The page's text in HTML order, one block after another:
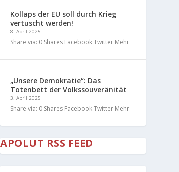
Kollaps der EU soll durch Krieg
vertuscht werden!
8. April 2025
Share via: 0 Shares Facebook Twitter Mehr
„Unsere Demokratie“: Das
Totenbett der Volkssouveränität
3. April 2025
Share via: 0 Shares Facebook Twitter Mehr
APOLUT RSS FEED